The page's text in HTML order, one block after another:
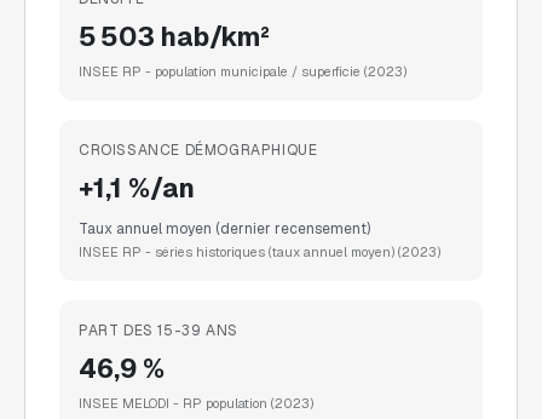
5 503 hab/km²
INSEE RP - population municipale / superficie (2023)
CROISSANCE DÉMOGRAPHIQUE
+1,1 %/an
Taux annuel moyen (dernier recensement)
INSEE RP - séries historiques (taux annuel moyen) (2023)
PART DES 15-39 ANS
46,9 %
INSEE MELODI - RP population (2023)